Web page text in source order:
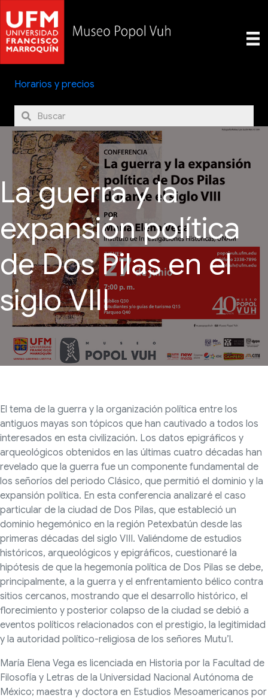
Horarios y precios
La guerra y la
expansión política
de Dos Pilas en el
siglo VIII
El tema de la guerra y la organización política entre los
antiguos mayas son tópicos que han cautivado a todos los
interesados en esta civilización. Los datos epigráficos y
arqueológicos obtenidos en las últimas cuatro décadas han
revelado que la guerra fue un componente fundamental de
los señoríos del periodo Clásico, que permitió el dominio y la
expansión política. En esta conferencia analizaré el caso
particular de la ciudad de Dos Pilas, que estableció un
dominio hegemónico en la región Petexbatún desde las
primeras décadas del siglo VIII. Valiéndome de estudios
históricos, arqueológicos y epigráficos, cuestionaré la
hipótesis de que la hegemonía política de Dos Pilas se debe,
principalmente, a la guerra y el enfrentamiento bélico contra
sitios cercanos, mostrando que el desarrollo histórico, el
florecimiento y posterior colapso de la ciudad se debió a
eventos políticos relacionados con el prestigio, la legitimidad
y la autoridad político-religiosa de los señores Mutu’l.
María Elena Vega es licenciada en Historia por la Facultad de
Filosofía y Letras de la Universidad Nacional Autónoma de
México; maestra y doctora en Estudios Mesoamericanos por